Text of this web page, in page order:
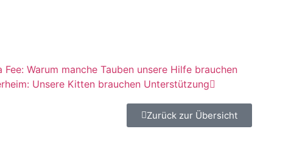
Warum manche Tauben unsere Hilfe brauchen
Unsere Kitten brauchen Unterstützung
Zurück zur Übersicht